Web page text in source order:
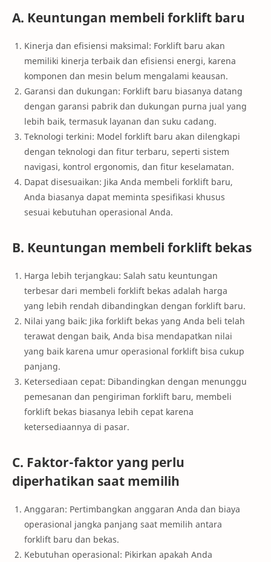
A. Keuntungan membeli forklift baru
Kinerja dan efisiensi maksimal: Forklift baru akan
memiliki kinerja terbaik dan efisiensi energi, karena
komponen dan mesin belum mengalami keausan.
Garansi dan dukungan: Forklift baru biasanya datang
dengan garansi pabrik dan dukungan purna jual yang
lebih baik, termasuk layanan dan suku cadang.
Teknologi terkini: Model forklift baru akan dilengkapi
dengan teknologi dan fitur terbaru, seperti sistem
navigasi, kontrol ergonomis, dan fitur keselamatan.
Dapat disesuaikan: Jika Anda membeli forklift baru,
Anda biasanya dapat meminta spesifikasi khusus
sesuai kebutuhan operasional Anda.
B. Keuntungan membeli forklift bekas
Harga lebih terjangkau: Salah satu keuntungan
terbesar dari membeli forklift bekas adalah harga
yang lebih rendah dibandingkan dengan forklift baru.
Nilai yang baik: Jika forklift bekas yang Anda beli telah
terawat dengan baik, Anda bisa mendapatkan nilai
yang baik karena umur operasional forklift bisa cukup
panjang.
Ketersediaan cepat: Dibandingkan dengan menunggu
pemesanan dan pengiriman forklift baru, membeli
forklift bekas biasanya lebih cepat karena
ketersediaannya di pasar.
C. Faktor-faktor yang perlu
diperhatikan saat memilih
Anggaran: Pertimbangkan anggaran Anda dan biaya
operasional jangka panjang saat memilih antara
forklift baru dan bekas.
Kebutuhan operasional: Pikirkan apakah Anda